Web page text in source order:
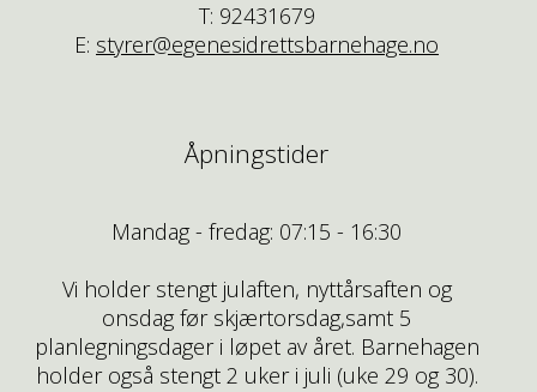
T: 92431679
E: styrer@egenesidrettsbarnehage.no
Åpningstider
Mandag - fredag: 07:15 - 16:30
Vi holder stengt julaften, nyttårsaften og
onsdag før skjærtorsdag,samt 5
planlegningsdager i løpet av året. Barnehagen
holder også stengt 2 uker i juli (uke 29 og 30).